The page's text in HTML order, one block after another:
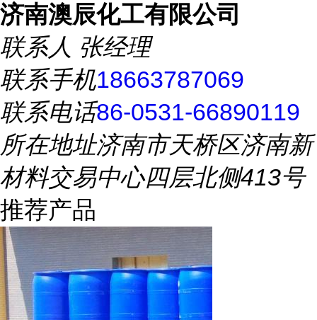
济南澳辰化工有限公司
联系人 张经理
联系手机18663787069
联系电话86-0531-66890119
所在地址济南市天桥区济南新
材料交易中心四层北侧413号
推荐产品